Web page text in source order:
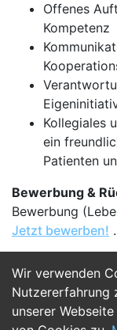
Wir verwenden
Nutzererfahrung
unserer
Offenes
Kompetenz
Kollegiales
ein
Patienten
Bewerbung &
Bewerbung
Jetzt bewerben! .